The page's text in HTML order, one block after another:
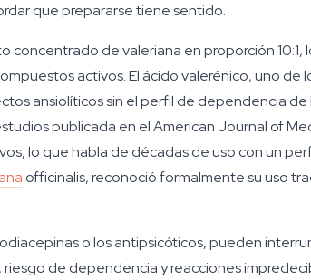
que prepararse tiene sentido.
de valeriana en proporción 10:1,
activos. El ácido valerénico, uno
ansiolíticos sin el perfil de dependencia
publicada en el American Journal of
lo que habla de décadas de uso con un
officinalis, reconoció formalmente su uso
o los antipsicóticos, pueden
de dependencia y reacciones